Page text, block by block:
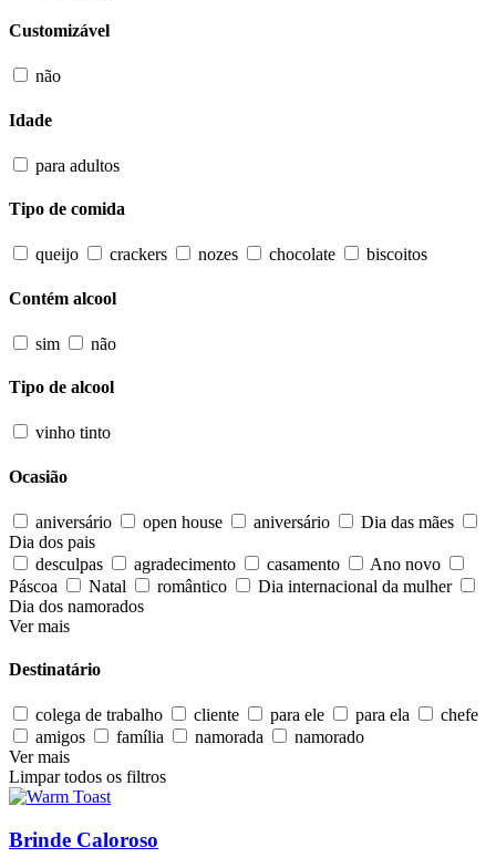
Customizável
não
Idade
para adultos
Tipo de comida
queijo crackers nozes chocolate biscoitos
Contém alcool
sim não
Tipo de alcool
vinho tinto
Ocasião
aniversário open house aniversário
Dia das mães
Dia dos pais
desculpas
agradecimento casamento
Ano novo
Páscoa
Natal romântico
Dia internacional da mulher
Dia dos namorados
Ver mais
Destinatário
colega de trabalho cliente para ele para ela
chefe
amigos
família namorada
namorado
Ver mais
Limpar todos os filtros
Brinde Caloroso